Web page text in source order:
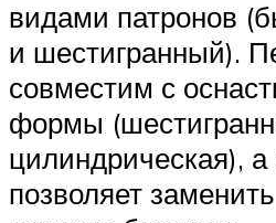
видами патронов
и шестигранный).
совместим с
формы
цилиндрическая), а
позволяет